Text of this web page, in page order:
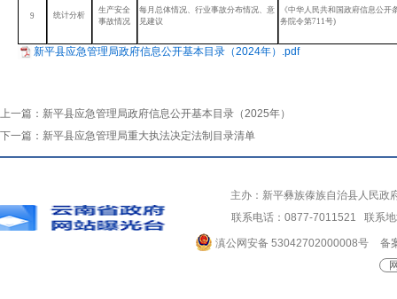
9 统计分析
生产安全
事故情况
每月总体情况、行业事故分布情况、意
见建议
《中华人民共和国政府信息公开
务院令第711号)
新平县应急管理局政府信息公开基本目录（2024年）.pdf
上一篇： 新平县应急管理局政府信息公开基本目录（2025年）
下一篇： 新平县应急管理局重大执法决定法制目录清单
主办：新平彝族傣族自治县人民
联系电话：0877-7011521 联系
滇公网安备 53042702000008号
备